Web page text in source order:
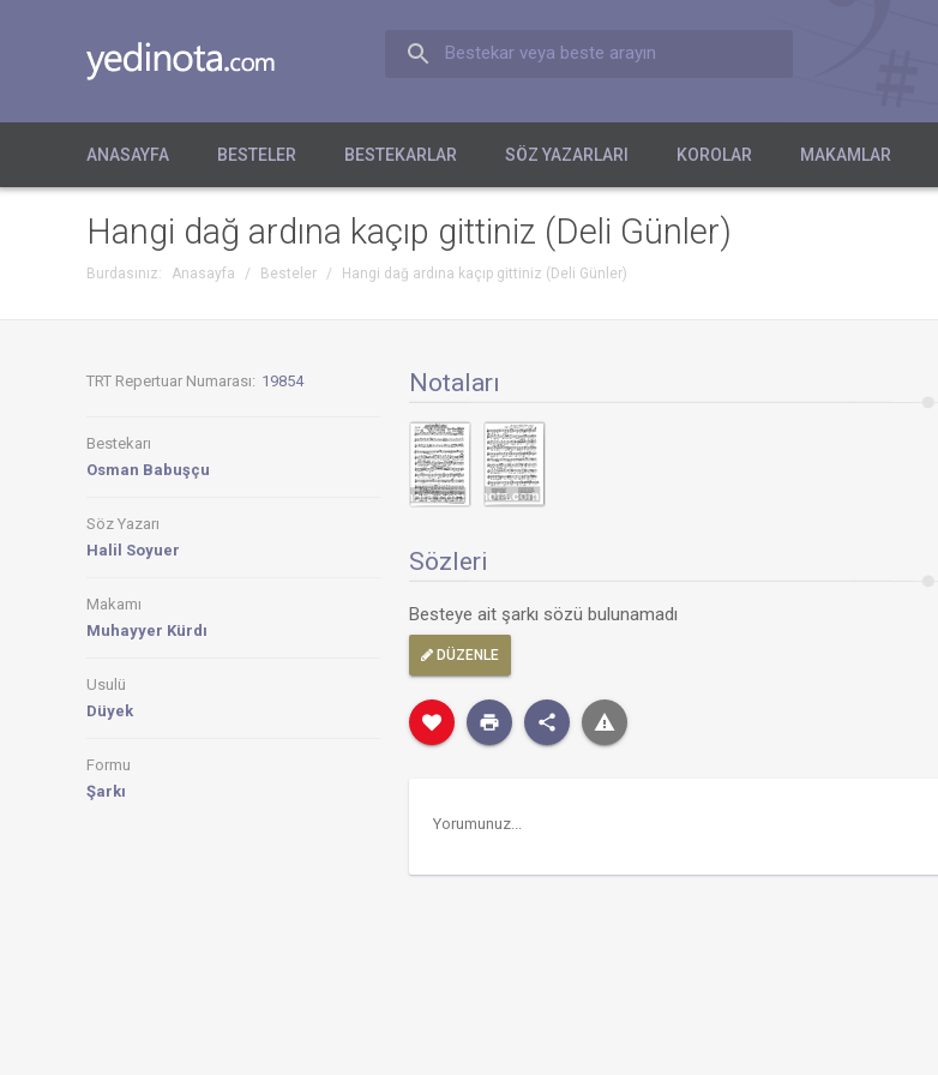
Bestekar veya beste arayın
ANASAYFA BESTELER BESTEKARLAR SÖZ YAZARLARI KOROLAR MAKAMLAR
Hangi dağ ardına kaçıp gittiniz (Deli Günler)
Burdasınız: Anasayfa / Besteler / Hangi dağ ardına kaçıp gittiniz (Deli Günler)
TRT Repertuar Numarası: 19854
Bestekarı
Osman Babuşçu
Söz Yazarı
Halil Soyuer
Makamı
Muhayyer Kürdı
Usulü
Düyek
Formu
Şarkı
Notaları
Sözleri
Besteye ait şarkı sözü bulunamadı
DÜZENLE